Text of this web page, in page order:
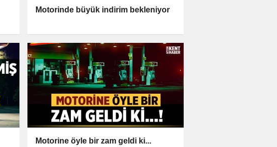
Motorinde büyük indirim bekleniyor
Motorine öyle bir zam geldi ki...